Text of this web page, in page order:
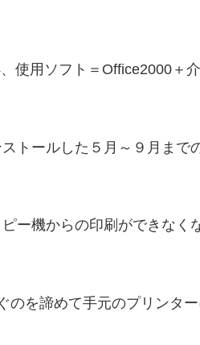
使用ソフト＝Office2000＋
トールした５月～９月まで
ー機からの印刷ができなく
のを諦めて手元のプリンタ